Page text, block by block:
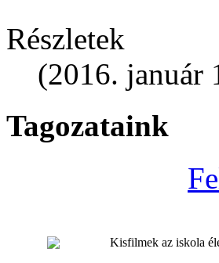
Részletek
(2016. január
Tagozataink
Kisfilmek az iskola